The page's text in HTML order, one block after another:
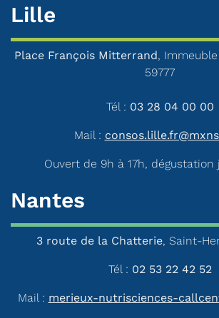
Lille
Place François Mitterrand,
59777
Tél : 03 28 04 00 00
Mail :
Ouvert de 9h à 17h, dégustation
Nantes
3 route de la Chatterie, Saint-
Tél : 02 53 22 42 52
Mail : merieux-nutrisciences-